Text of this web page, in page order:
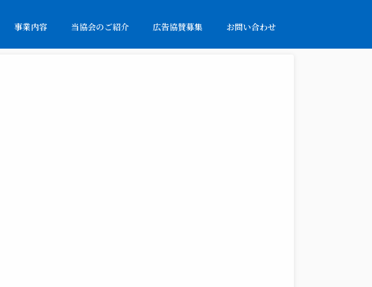
事業内容 当協会のご紹介 広告協賛募集 お問い合わせ